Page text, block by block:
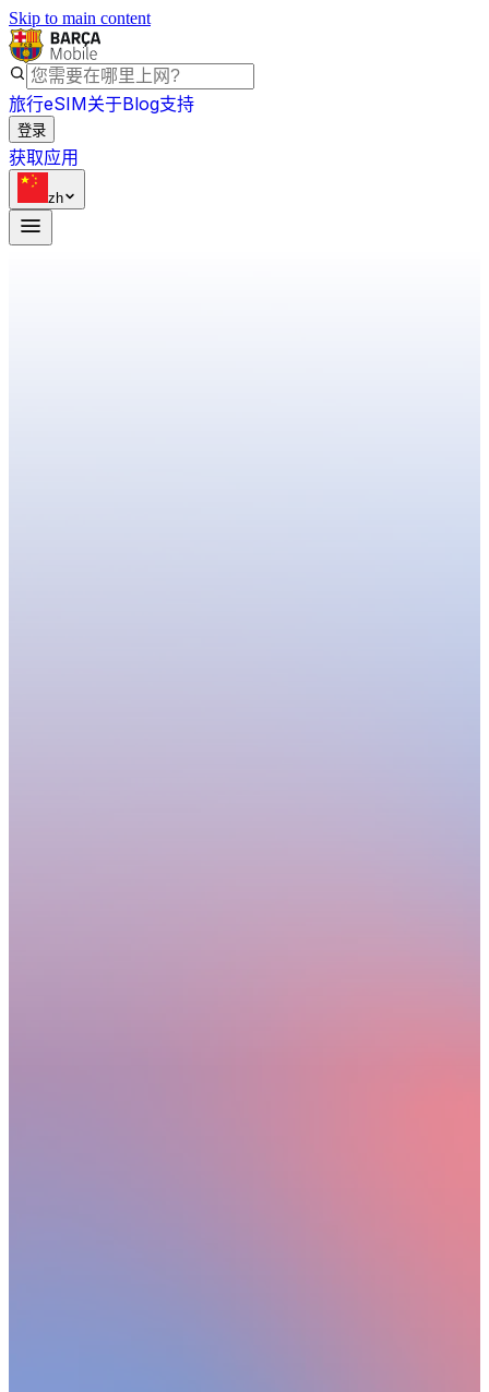
Skip to main content
旅行eSIM关于Blog支持
登录
获取应用
zh